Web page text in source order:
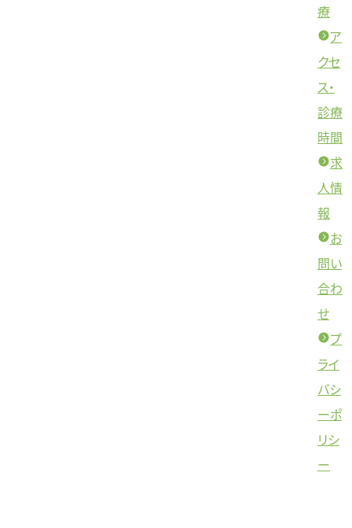
療
ア
クセ
ス・
診療
時間
求
人情
報
お
問い
合わ
せ
プ
ライ
バシ
ーポ
リシ
ー